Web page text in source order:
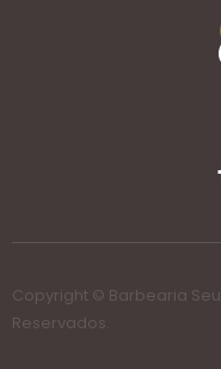
Copyright © Barbearia
Reservados.